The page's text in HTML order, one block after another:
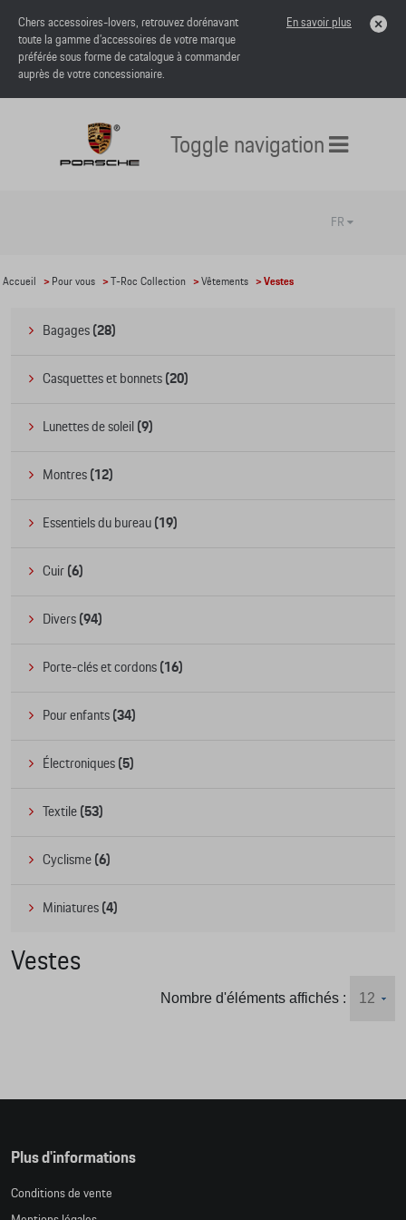
Chers accessoires-lovers, retrouvez dorénavant
toute la gamme d’accessoires de votre marque
préférée sous forme de catalogue à commander
auprès de votre concessionaire.
En savoir plus
Toggle navigation
FR
Accueil > Pour vous >T-Roc Collection >Vêtements > Vestes
Bagages (28)
Casquettes et bonnets (20)
Lunettes de soleil (9)
Montres (12)
Essentiels du bureau (19)
Cuir (6)
Divers (94)
Porte-clés et cordons (16)
Pour enfants (34)
Électroniques (5)
Textile (53)
Cyclisme (6)
Miniatures (4)
Vestes
Nombre d'éléments affichés :
Plus d'informations
Conditions de vente